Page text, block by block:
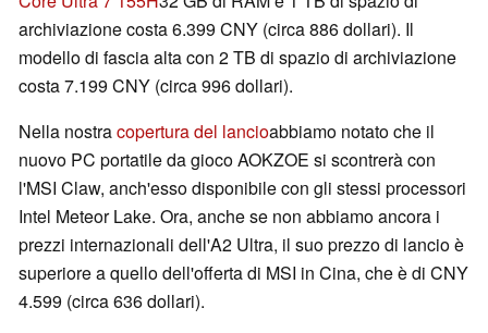
archiviazione costa 6.399 CNY (circa 886 dollari). Il
modello di fascia alta con 2 TB di spazio di archiviazione
costa 7.199 CNY (circa 996 dollari).
Nella nostracopertura del lancioabbiamo notato che il
nuovo PC portatile da gioco AOKZOE si scontrerà con
l'MSI Claw, anch'esso disponibile con gli stessi processori
Intel Meteor Lake. Ora, anche se non abbiamo ancora i
prezzi internazionali dell'A2 Ultra, il suo prezzo di lancio è
superiore a quello dell'offerta di MSI in Cina, che è di CNY
4.599 (circa 636 dollari).